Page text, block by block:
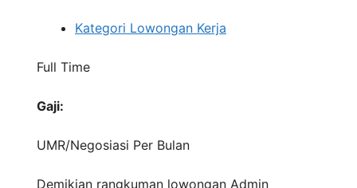
Kategori Lowongan Kerja
Full Time
Gaji:
UMR/Negosiasi Per Bulan
Demikian rangkuman lowongan Admin